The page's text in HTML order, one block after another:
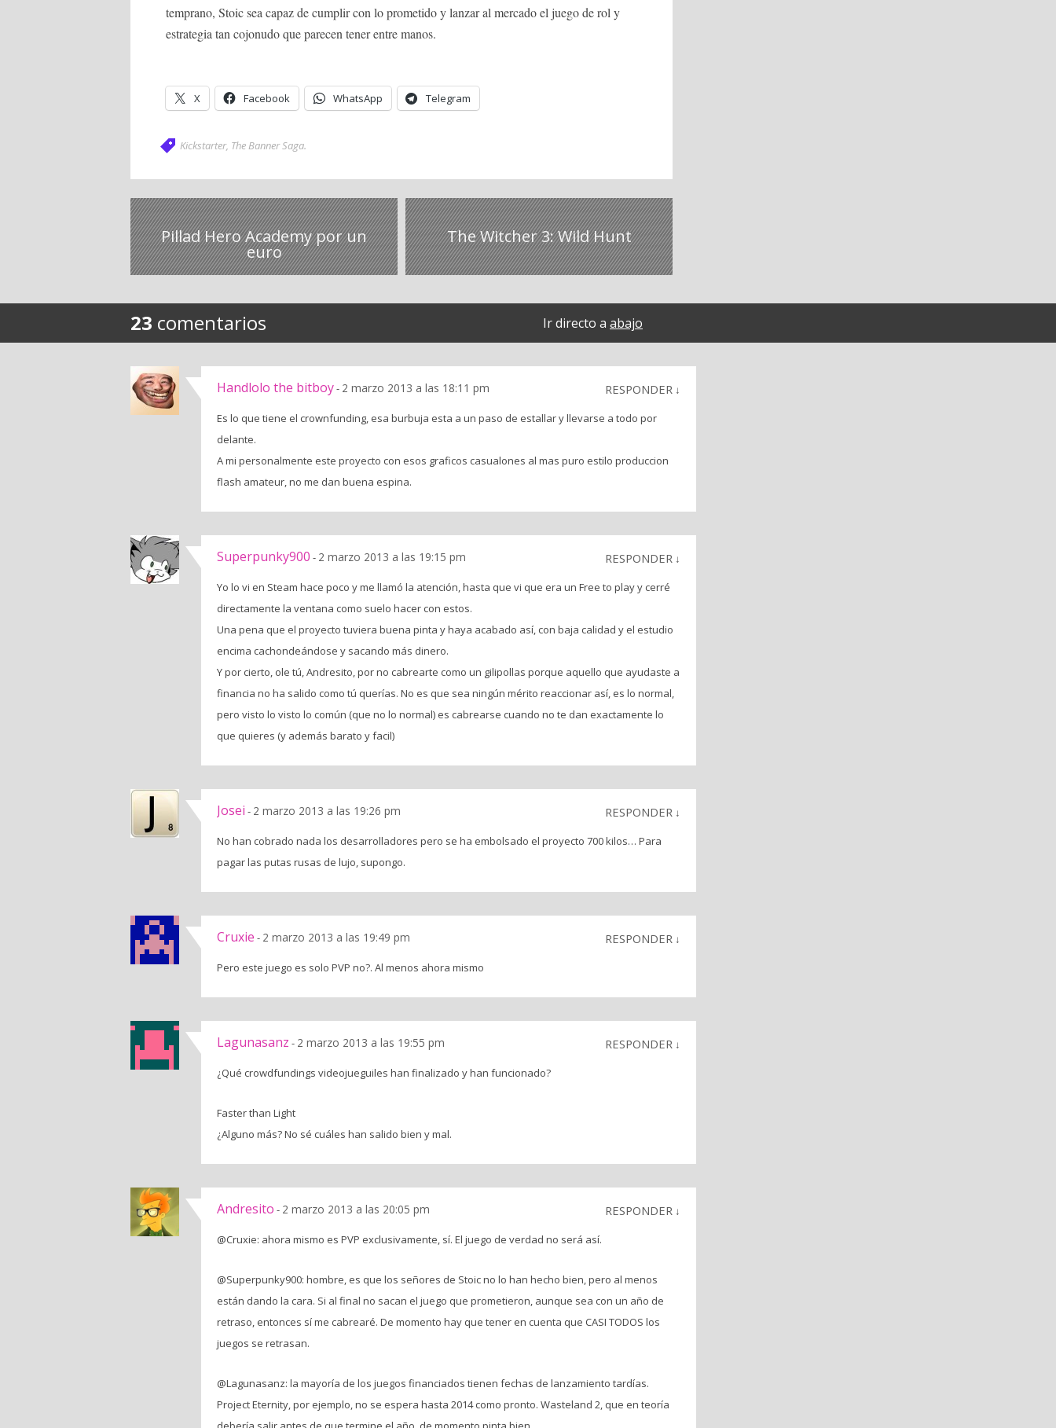
temprano, Stoic sea capaz de cumplir con lo prometido y lanzar al mercado el juego de rol y
estrategia tan cojonudo que parecen tener entre manos.
X Facebook WhatsApp Telegram
Kickstarter, The Banner Saga.
Pillad Hero Academy por un
euro
The Witcher 3: Wild Hunt
23 comentarios Ir directo a abajo
Handlolo the bitboy- 2 marzo 2013 a las 18:11 pm RESPONDER ↓
Es lo que tiene el crownfunding, esa burbuja esta a un paso de estallar y llevarse a todo por
delante.
A mi personalmente este proyecto con esos graficos casualones al mas puro estilo produccion
flash amateur, no me dan buena espina.
Superpunky900 - 2 marzo 2013 a las 19:15 pm RESPONDER ↓
Yo lo vi en Steam hace poco y me llamó la atención, hasta que vi que era un Free to play y cerré
directamente la ventana como suelo hacer con estos.
Una pena que el proyecto tuviera buena pinta y haya acabado así, con baja calidad y el estudio
encima cachondeándose y sacando más dinero.
Y por cierto, ole tú, Andresito, por no cabrearte como un gilipollas porque aquello que ayudaste a
financia no ha salido como tú querías. No es que sea ningún mérito reaccionar así, es lo normal,
pero visto lo visto lo común (que no lo normal) es cabrearse cuando no te dan exactamente lo
que quieres (y además barato y facil)
Josei - 2 marzo 2013 a las 19:26 pm RESPONDER ↓
No han cobrado nada los desarrolladores pero se ha embolsado el proyecto 700 kilos… Para
pagar las putas rusas de lujo, supongo.
Cruxie - 2 marzo 2013 a las 19:49 pm RESPONDER ↓
Pero este juego es solo PVP no?. Al menos ahora mismo
Lagunasanz - 2 marzo 2013 a las 19:55 pm RESPONDER ↓
¿Qué crowdfundings videojueguiles han finalizado y han funcionado?
Faster than Light
¿Alguno más? No sé cuáles han salido bien y mal.
Andresito - 2 marzo 2013 a las 20:05 pm RESPONDER ↓
@Cruxie: ahora mismo es PVP exclusivamente, sí. El juego de verdad no será así.
@Superpunky900: hombre, es que los señores de Stoic no lo han hecho bien, pero al menos
están dando la cara. Si al final no sacan el juego que prometieron, aunque sea con un año de
retraso, entonces sí me cabrearé. De momento hay que tener en cuenta que CASI TODOS los
juegos se retrasan.
@Lagunasanz: la mayoría de los juegos financiados tienen fechas de lanzamiento tardías.
Project Eternity, por ejemplo, no se espera hasta 2014 como pronto. Wasteland 2, que en teoría